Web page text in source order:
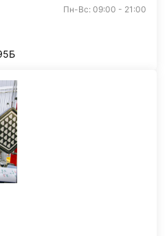
Пн-Вс: 09:00 - 21:00